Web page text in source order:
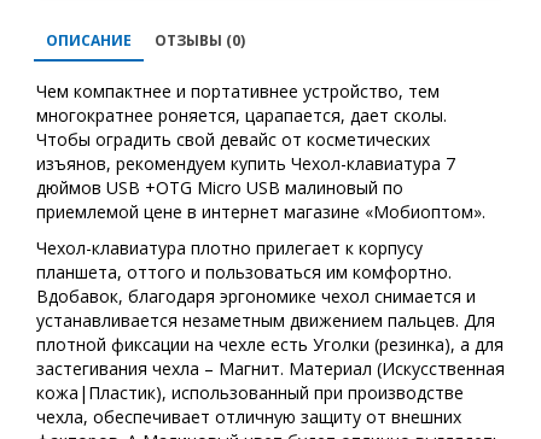
ОПИСАНИЕ ОТЗЫВЫ (0)
Чем компактнее и портативнее устройство, тем
многократнее роняется, царапается, дает сколы.
Чтобы оградить свой девайс от косметических
изъянов, рекомендуем купить Чехол-клавиатура 7
дюймов USB +OTG Micro USB малиновый по
приемлемой цене в интернет магазине «Мобиоптом».
Чехол-клавиатура плотно прилегает к корпусу
планшета, оттого и пользоваться им комфортно.
Вдобавок, благодаря эргономике чехол снимается и
устанавливается незаметным движением пальцев. Для
плотной фиксации на чехле есть Уголки (резинка), а для
застегивания чехла – Магнит. Материал (Искусственная
кожа|Пластик), использованный при производстве
чехла, обеспечивает отличную защиту от внешних